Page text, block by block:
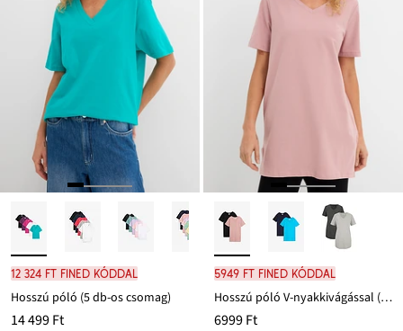
12 324 Ft FINED kóddal
Hosszú póló (5 db-os csomag)
14 499 Ft
5949 Ft FINED kóddal
Hosszú póló V-nyakkivágással (2 db-os csomag)
6999 Ft